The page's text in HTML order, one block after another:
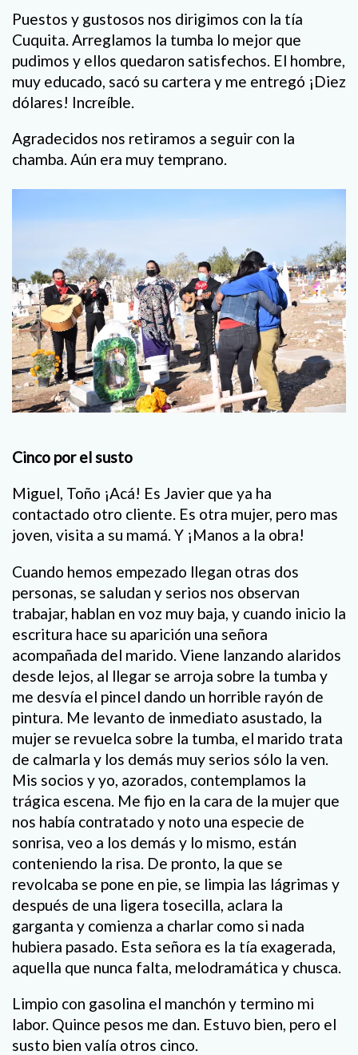
Puestos y gustosos nos dirigimos con la tía
Cuquita. Arreglamos la tumba lo mejor que
pudimos y ellos quedaron satisfechos. El hombre,
muy educado, sacó su cartera y me entregó ¡Diez
dólares! Increíble.
Agradecidos nos retiramos a seguir con la
chamba. Aún era muy temprano.
Cinco por el susto
Miguel, Toño ¡Acá! Es Javier que ya ha
contactado otro cliente. Es otra mujer, pero mas
joven, visita a su mamá. Y ¡Manos a la obra!
Cuando hemos empezado llegan otras dos
personas, se saludan y serios nos observan
trabajar, hablan en voz muy baja, y cuando inicio la
escritura hace su aparición una señora
acompañada del marido. Viene lanzando alaridos
desde lejos, al llegar se arroja sobre la tumba y
me desvía el pincel dando un horrible rayón de
pintura. Me levanto de inmediato asustado, la
mujer se revuelca sobre la tumba, el marido trata
de calmarla y los demás muy serios sólo la ven.
Mis socios y yo, azorados, contemplamos la
trágica escena. Me fijo en la cara de la mujer que
nos había contratado y noto una especie de
sonrisa, veo a los demás y lo mismo, están
conteniendo la risa. De pronto, la que se
revolcaba se pone en pie, se limpia las lágrimas y
después de una ligera tosecilla, aclara la
garganta y comienza a charlar como si nada
hubiera pasado. Esta señora es la tía exagerada,
aquella que nunca falta, melodramática y chusca.
Limpio con gasolina el manchón y termino mi
labor. Quince pesos me dan. Estuvo bien, pero el
susto bien valía otros cinco.